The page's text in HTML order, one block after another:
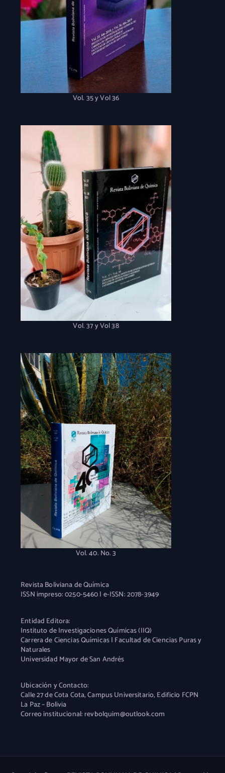
Vol. 35 y Vol 36
Vol. 37 y Vol 38
Vol. 40. No. 3
Revista Boliviana de Química
ISSN impreso: 0250-5460 | e-ISSN: 2078-3949
Entidad Editora:
Instituto de Investigaciones Químicas (IIQ)
Carrera de Ciencias Químicas | Facultad de Ciencias Puras y
Naturales
Universidad Mayor de San Andrés
Ubicación y Contacto:
Calle 27 de Cota Cota, Campus Universitario, Edificio FCPN
La Paz – Bolivia
Correo institucional: revbolquim@outlook.com